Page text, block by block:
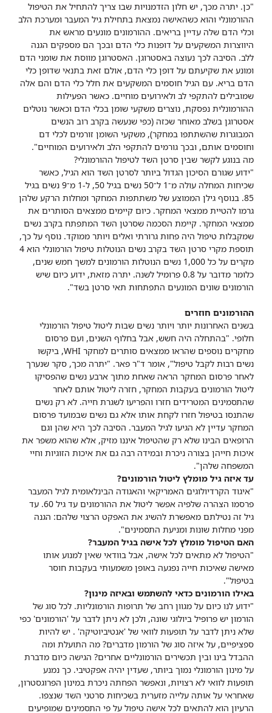
"כן. יתרה מכך, יש חלון הזדמנויות שבו צריך להתחיל את הטיפול
ההורמונלי והוא כשהאישה נמצאת בתחילת גיל המעבר ומערכת הלב
וכלי הדם שלה עדיין בריאים. ההורמונים מונעים מראש את
היווצרות המשקעים על דופנות כלי הדם ובכך הם מספקים הגנה
ללב. הסיבה לכך נעוצה באסטרוגן. האסטרוגן מווסת את שומני הדם
ומונע את שקיעתם על דופן כלי הדם, אולם זאת בתנאי שדופן כלי
הדם בריא. עם הגיל חוסמים המשקעים את חלל כלי הדם והם אלה
שמובילים להתקפי לב ולאירועים מוחיים. כאשר הפעילות
ההורמונלית נפסקת, נוצרים משקעי שומן בכלי הדם וכאשר נוטלים
אסטרוגן בשלב מאוחר שכזה (כפי שנעשה בקרב רוב הנשים
המבוגרות שהשתתפו במחקר), משקעי השומן זורמים לכלי דם
וחוסמים אותם, ובכך גורמים להתקפי הלב ולאירועים המוחיים".
מה בנוגע לקשר שבין סרטן השד לטיפול ההורמונלי?
"ידוע שגורם הסיכון הגדול ביותר לסרטן השד הוא הגיל, כאשר
שכיחות המחלה עולה מ־1 ל־50 נשים בגיל 50, ל-1 מ־9 נשים בגיל
85. בנוסף גילן הממוצע של משתתפות המחקר ומחלות הרקע שלהן
גרמו להטיית ממצאי המחקר. כיום קיימים ממצאים הסותרים את
ממצאי המחקר. קיימת הסכמה שסרטן השד המתפתח בקרב נשים
שמקבלות טיפול היה פחות גרורתי ואלים ויותר ממוקד. נוסף על כך,
תוספת מקרי סרטן השד בקרב נשים הנוטלות טיפול הורמונלי הוא 4
מקרים על כל 1,000 נשים הנוטלות הורמונים למשך חמש שנים,
כלומר מדובר על 0.8 פרומיל לשנה. יתרה מזאת, ידוע כיום שיש
הורמונים שונים המונעים התפתחות תאי סרטן בשד".
ההורמונים חוזרים
בשנים האחרונות יותר ויותר נשים שבות ליטול טיפול הורמונלי
חלופי. "בהתחלה היה חשש, אבל בחלוף השנים, ועם פרסום
מחקרים נוספים שהראו ממצאים סותרים למחקר WHI, ביקשו
נשים רבות לקבל טיפול", אומר ד"ר פאר. "יתרה מכך, סקר שנערך
לאחר פרסום המחקר הראה שאחת מתוך ארבע נשים שהפסיקו
ליטול הורמונים בעקבות המחקר, חזרה ליטול אותם לאחר
שהתסמינים המטרידים חזרו והפריעו לשגרת חייה. לא רק נשים
שהתנסו בטיפול חזרו לקחת אותו אלא גם נשים שבמועד פרסום
המחקר עדיין לא הגיעו לגיל המעבר. הסיבה לכך היא שהן וגם
הרופאים הבינו שלא רק שהטיפול איננו מזיק, אלא שהוא משפר את
איכות חייהן בצורה ניכרת ובמידה רבה גם את איכות הזוגיות וחיי
המשפחה שלהן".
עד איזה גיל מומלץ ליטול הורמונים?
"איגוד הקרדיולוגים האמריקאי והאגודה הבינלאומית לגיל המעבר
פרסמו הצהרה שלפיה אפשר ליטול את ההורמונים עד גיל 60. עד
גיל זה נטילתם מאפשרת להשיג את האפקט הרצוי שלהם: הגנה
מפני מחלות שונות ומניעת התסמינים".
האם הטיפול מומלץ לכל אישה בגיל המעבר?
"הטיפול לא מתאים לכל אישה, אבל בוודאי שאין למנוע אותו
מאישה שאיכות חייה נפגעה באופן משמעותי בעקבות חוסר
בטיפול".
באילו הורמונים כדאי להשתמש ובאיזה מינון?
"ידוע לנו כיום על מגוון רחב של תרופות הורמונליות. לכל סוג של
הורמון יש פרופיל ביולוגי שונה, ולכן לא ניתן לדבר על 'הורמונים' כפי
שלא ניתן לדבר על תופעות לוואי של 'אנטיביוטיקה' . יש להיות
ספציפיים, על איזה סוג של הורמון מדברים? מה התועלת ומה
ההבדל בינו ובין תכשירים הורמונליים אחרים? הגישה כיום מדברת
על מינון הורמונלי נמוך ביותר, שעדין יהיה אפקטיבי. כך נמנע
תופעות לוואי לא רצויות, ונאפשר הפחתה ניכרת במינון הפרוגסטרון,
שאחראי על אותה עלייה מזערית בשכיחות סרטני השד שנצפו.
הרעיון הוא להתאים לכל אישה טיפול על פי התסמינים שמופיעים